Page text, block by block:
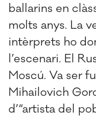
ballarins en
molts anys. La
intèrprets ho
l’escenari. El
Moscú. Va ser
Mihailovich
d’“artista del